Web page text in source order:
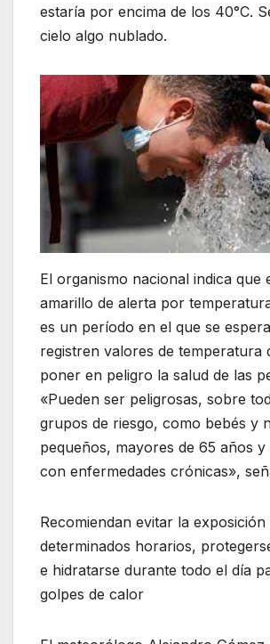
estaría por encima de los 40°C.
cielo algo nublado.
El organismo nacional indica que
amarillo de alerta por
es un período en el que se
registren valores de temperatura
poner en peligro la salud de las
«Pueden ser peligrosas, sobre
grupos de riesgo, como bebés y
pequeños, mayores de 65 años y
con enfermedades crónicas»,
Recomiendan evitar la
determinados horarios,
e hidratarse durante todo el día
golpes de calor